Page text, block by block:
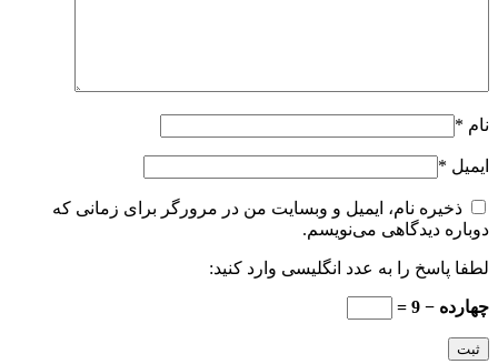
نام *
ایمیل *
ذخیره نام، ایمیل و وبسایت من در مرورگر برای زمانی که
دوباره دیدگاهی می‌نویسم.
لطفا پاسخ را به عدد انگلیسی وارد کنید:
چهارده − 9 =